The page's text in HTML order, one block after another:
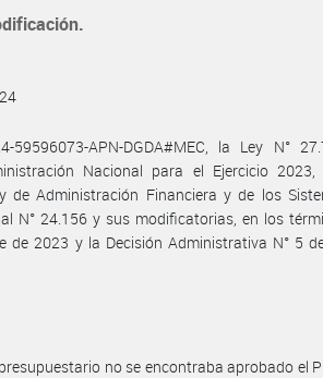
59596073-APN-DGDA#MEC, la Ley N°
Nacional para el Ejercicio 2023,
Administración Financiera y de los
N° 24.156 y sus modificatorias, en los
de 2023 y la Decisión Administrativa N° 5
no se encontraba aprobado el